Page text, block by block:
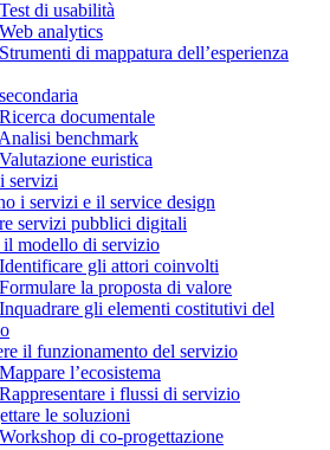
di usabilità
analytics
di mappatura dell’esperienza
documentale
benchmark
euristica
servizi
i servizi e il service design
servizi pubblici digitali
modello di servizio
gli attori coinvolti
la proposta di valore
gli elementi costitutivi del
il funzionamento del servizio
l’ecosistema
i flussi di servizio
le soluzioni
di co-progettazione